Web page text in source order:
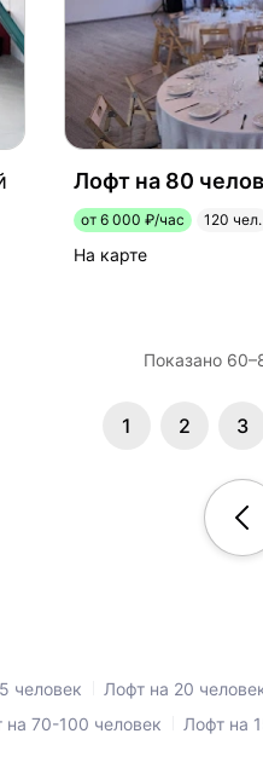
Лофт на 80
от 6 000 ₽/час 120 чел.
На карте
Показано
1 2 3
человек Лофт на 20
на 70-100 человек Лофт на